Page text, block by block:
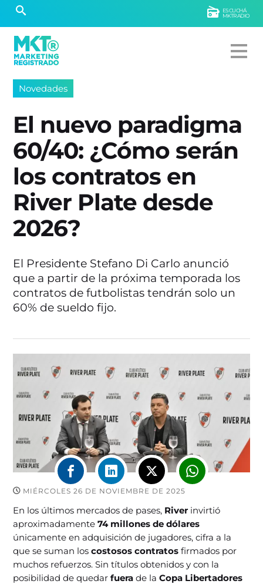
ESCUCHÁ
MKTRADIO
Novedades
El nuevo paradigma
60/40: ¿Cómo serán
los contratos en
River Plate desde
2026?
El Presidente Stefano Di Carlo anunció
que a partir de la próxima temporada los
contratos de futbolistas tendrán solo un
60% de sueldo fijo.
MIÉRCOLES 26 DE NOVIEMBRE DE 2025
En los últimos mercados de pases, River invirtió
aproximadamente74 millones de dólares
únicamente en adquisición de jugadores, cifra a la
que se suman loscostosos contratos firmados por
muchos refuerzos. Sin títulos obtenidos y con la
posibilidad de quedarfuera de laCopa Libertadores